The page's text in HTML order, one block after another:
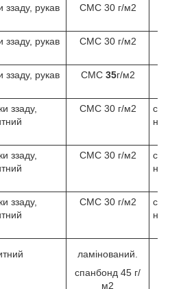
ззаду, рукав
СМС 30 г/м2
ззаду, рукав
СМС 30 г/м2
ззаду, рукав
СМС 35г/м2
ззаду,
СМС 30 г/м2
н.
ззаду,
СМС 30 г/м2
н.
ззаду,
СМС 30 г/м2
н.
ламінований.
спанбонд 45 г/
м2